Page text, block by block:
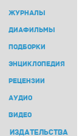
ЖУРНАЛЫ
ДИАФИЛЬМЫ
ПОДБОРКИ
ЭНЦИКЛОПЕДИЯ
РЕЦЕНЗИИ
АУДИО
ВИДЕО
ИЗДАТЕЛЬСТВА